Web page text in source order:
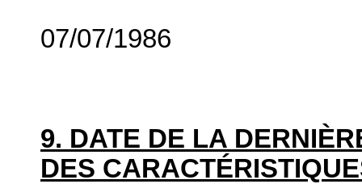
07/07/1986
9. DATE DE LA
DES